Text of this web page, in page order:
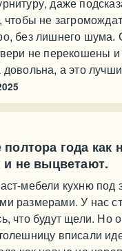
чтобы не
без лишнего шума.
не перекошены и
а это
года как
и не выцветают.
мебели кухню под
размерами. У нас
что будут щели. Но
вписали